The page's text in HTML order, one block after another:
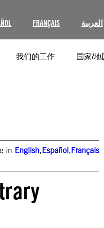
FRANÇAIS العربية
我们的工作 国家/地
in English,Español,Français